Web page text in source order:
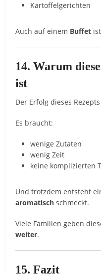
Kartoffelgerichten
Auchaufeinem Buffet
14.Warum
ist
Der Erfolgdieses Rezepts
Es braucht:
wenigeZutaten
wenigZeit
keine komplizierten
Undtrotzdementsteht
aromatisch schmeckt.
Viele Familiengeben
weiter.
15.Fazit